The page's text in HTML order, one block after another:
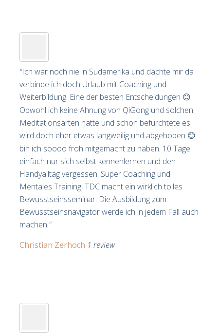
"Ich war noch nie in Südamerika und dachte mir da
verbinde ich doch Urlaub mit Coaching und
Weiterbildung. Eine der besten Entscheidungen 😊
Obwohl ich keine Ahnung von QiGong und solchen
Meditationsarten hatte und schon befürchtete es
wird doch eher etwas langweilig und abgehoben 😊
bin ich soooo froh mitgemacht zu haben. 10 Tage
einfach nur sich selbst kennenlernen und den
Handyalltag vergessen. Super Coaching und
Mentales Training, TDC macht ein wirklich tolles
Bewusstseinsseminar. Die Ausbildung zum
Bewusstseinsnavigator werde ich in jedem Fall auch
machen."
Christian Zerhoch 1 review